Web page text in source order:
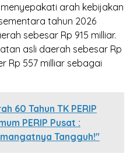
arah kebijakan
tahun 2026
sebesar Rp 915 milliar.
asli daerah sebesar Rp
Rp 557 milliar sebagai
60 Tahun TK PERIP
PERIP Pusat :
Tangguh!"